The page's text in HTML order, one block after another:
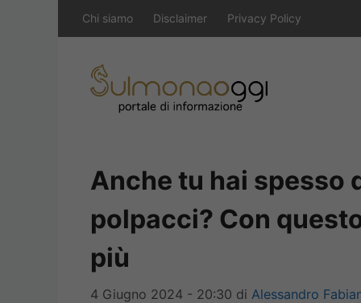
Chi siamo Disclaimer Privacy Policy
Anche tu hai spesso
polpacci? Con
più
4 Giugno 2024 - 20:30 di Alessandro